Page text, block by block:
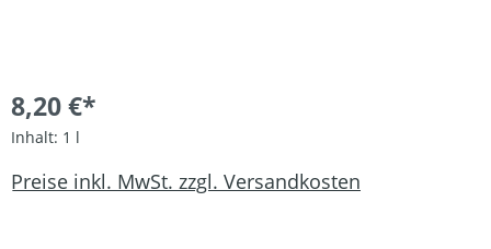
8,20 €*
Inhalt: 1 l
Preise inkl. MwSt. zzgl. Versandkosten